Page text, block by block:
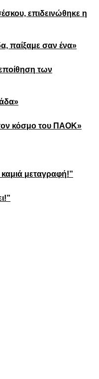
επιδεινώθηκε η
παίξαμε σαν ένα»
των
τον κόσμο του ΠΑΟΚ»
μεταγραφή!”